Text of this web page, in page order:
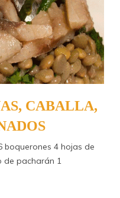
CABALLA,
boquerones 4 hojas de
de pacharán 1